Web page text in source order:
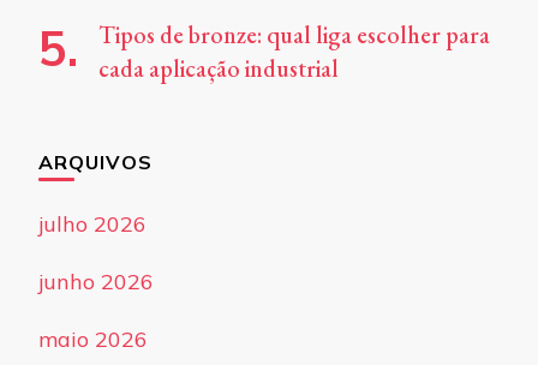
Tipos de bronze: qual liga escolher para
cada aplicação industrial
ARQUIVOS
julho 2026
junho 2026
maio 2026